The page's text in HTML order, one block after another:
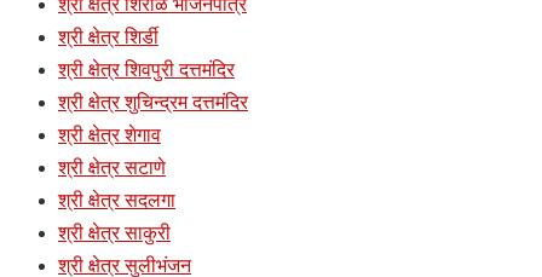
श्री क्षेत्र शिर्डी
श्री क्षेत्र शिवपुरी दत्तमंदिर
श्री क्षेत्र शुचिन्द्रम दत्तमंदिर
श्री क्षेत्र शेगाव
श्री क्षेत्र सटाणे
श्री क्षेत्र सदलगा
श्री क्षेत्र साकुरी
श्री क्षेत्र सुलीभंजन